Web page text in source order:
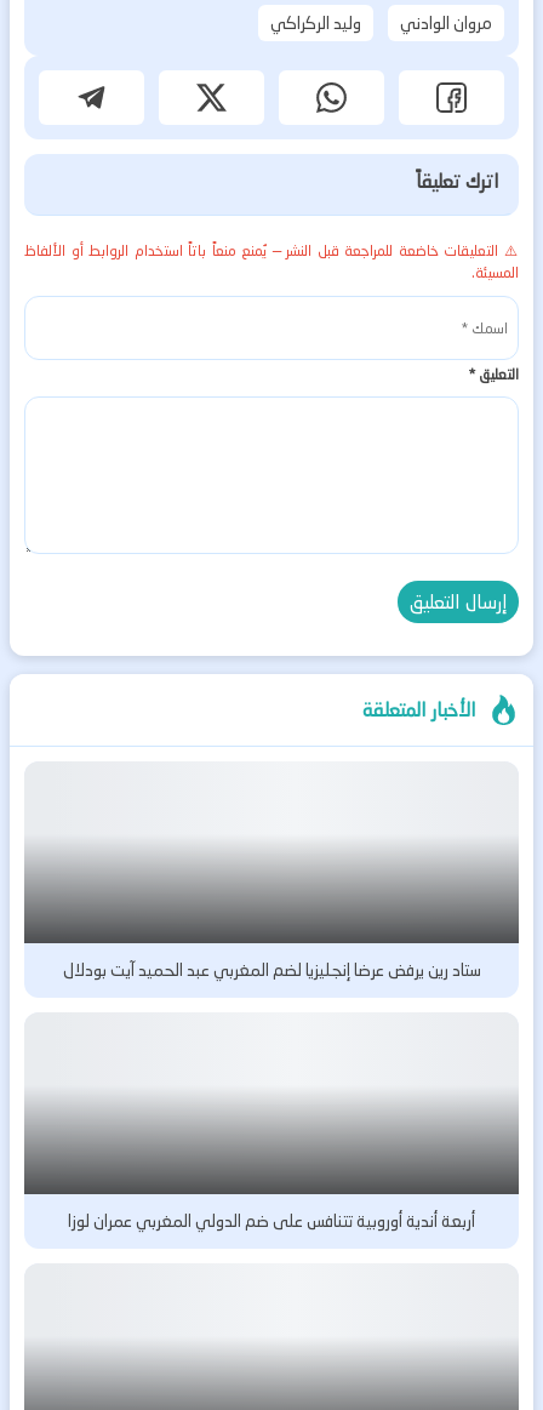
مروان الوادني
وليد الركراكي
اترك تعليقاً
⚠️ التعليقات خاضعة للمراجعة قبل النشر — يُمنع منعاً باتاً استخدام الروابط أو الألفاظ
المسيئة.
التعليق*
الأخبار المتعلقة
ستاد رين يرفض عرضا إنجليزيا لضم المغربي عبد الحميد آيت بودلال
أربعة أندية أوروبية تتنافس على ضم الدولي المغربي عمران لوزا